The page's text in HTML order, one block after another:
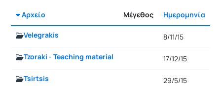
Αρχείο Μέγεθος Ημερομηνία
Velegrakis
8/11/15
Tzoraki - Teaching material 17/12/15
Tsirtsis 29/5/15